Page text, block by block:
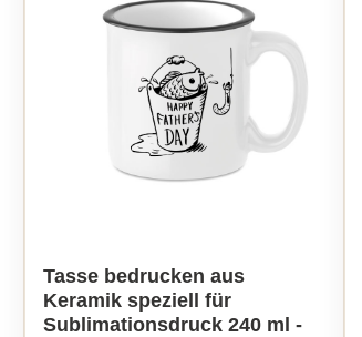
Tasse bedrucken aus
Keramik speziell für
Sublimationsdruck 240 ml -